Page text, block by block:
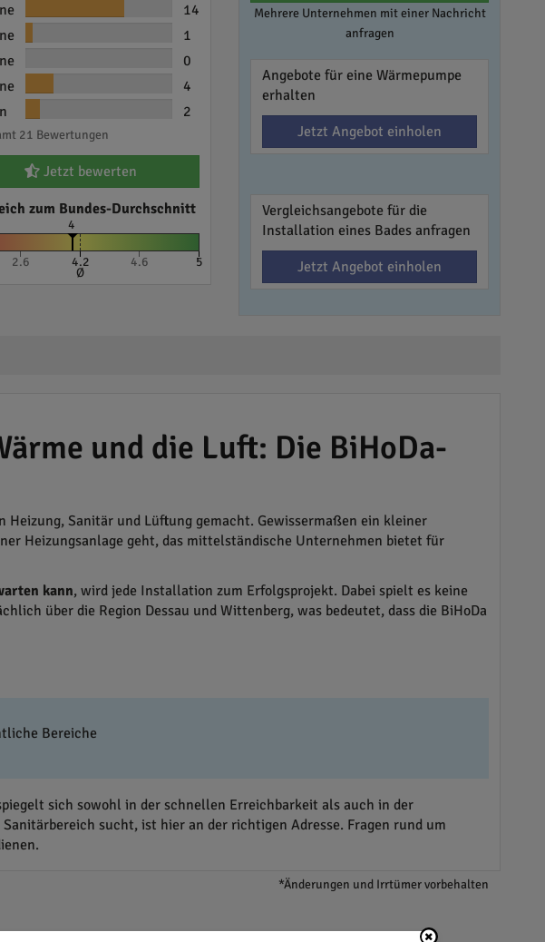
14
1
0
4
2
21 Bewertungen
Jetzt bewerten
zum Bundes-Durchschnitt
4
2.6 4.2
Ø
4.6 5
Mehrere Unternehmen mit einer Nachricht
anfragen
Angebote für eine Wärmepumpe
erhalten
Jetzt Angebot einholen
Vergleichsangebote für die
Installation eines Bades anfragen
Jetzt Angebot einholen
und die Luft: Die BiHoDa-
Heizung, Sanitär und Lüftung gemacht. Gewissermaßen ein kleiner
Heizungsanlage geht, das mittelständische Unternehmen bietet für
kann, wird jede Installation zum Erfolgsprojekt. Dabei spielt es keine
über die Region Dessau und Wittenberg, was bedeutet, dass die BiHoDa
Bereiche
sich sowohl in der schnellen Erreichbarkeit als auch in der
sucht, ist hier an der richtigen Adresse. Fragen rund um
*Änderungen und Irrtümer vorbehalten